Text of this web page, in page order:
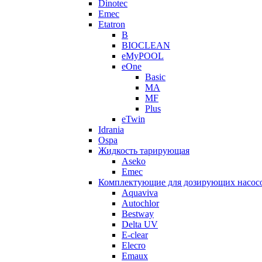
Dinotec
Emec
Etatron
B
BIOCLEAN
eMyPOOL
eOne
Basic
MA
MF
Plus
eTwin
Idrania
Ospa
Жидкость тарирующая
Aseko
Emec
Комплектующие для дозирующих
Aquaviva
Autochlor
Bestway
Delta UV
E-clear
Elecro
Emaux